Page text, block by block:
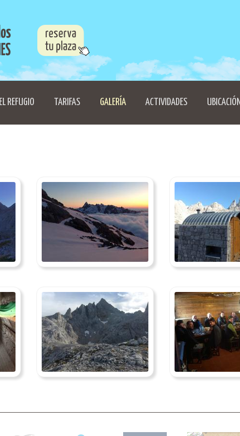
EL REFUGIO TARIFAS GALERÍA ACTIVIDADES